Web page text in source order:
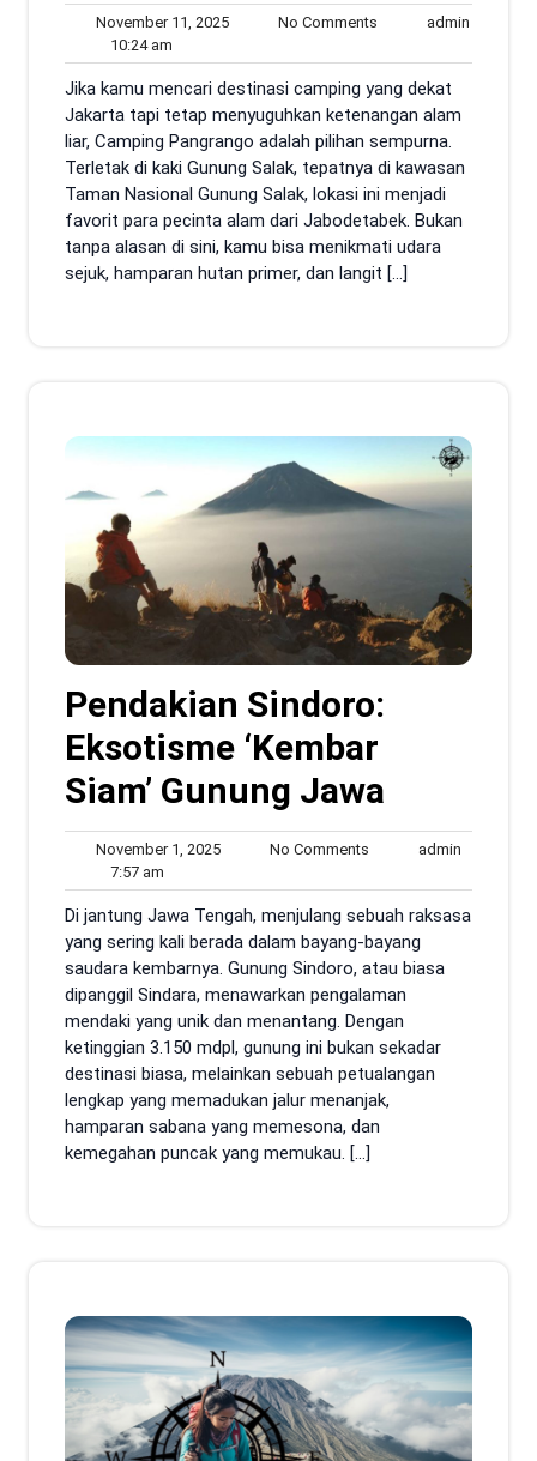
November 11, 2025November
2025
No Comments admin
10:24 am
am
Jika kamu mencari destinasi camping yang dekat
Jakarta tapi tetap menyuguhkan ketenangan alam
liar, Camping Pangrango adalah pilihan sempurna.
Terletak di kaki Gunung Salak, tepatnya di kawasan
Taman Nasional Gunung Salak, lokasi ini menjadi
favorit para pecinta alam dari Jabodetabek. Bukan
tanpa alasan di sini, kamu bisa menikmati udara
sejuk, hamparan hutan primer, dan langit […]
Pendakian Sindoro:
Eksotisme ‘Kembar
Siam’ Gunung Jawa
November 1, 2025November
2025
No Comments admin
7:57 am
am
Di jantung Jawa Tengah, menjulang sebuah raksasa
yang sering kali berada dalam bayang-bayang
saudara kembarnya. Gunung Sindoro, atau biasa
dipanggil Sindara, menawarkan pengalaman
mendaki yang unik dan menantang. Dengan
ketinggian 3.150 mdpl, gunung ini bukan sekadar
destinasi biasa, melainkan sebuah petualangan
lengkap yang memadukan jalur menanjak,
hamparan sabana yang memesona, dan
kemegahan puncak yang memukau. […]